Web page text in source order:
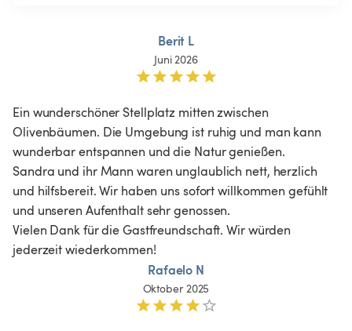
Berit L
Juni 2026
Ein wunderschöner Stellplatz mitten zwischen
Olivenbäumen. Die Umgebung ist ruhig und man kann
wunderbar entspannen und die Natur genießen.
Sandra und ihr Mann waren unglaublich nett, herzlich
und hilfsbereit. Wir haben uns sofort willkommen gefühlt
und unseren Aufenthalt sehr genossen.
Vielen Dank für die Gastfreundschaft. Wir würden
jederzeit wiederkommen!
Rafaelo N
Oktober 2025